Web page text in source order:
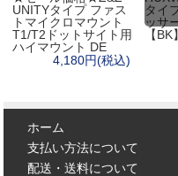
UNITYタイプ ファス
トマイクロマウント
T1/T2ドットサイト用
ハイマウント DE
4,180円(税込)
タイ
ッサ
【
ホーム
支払い方法について
配送・送料について